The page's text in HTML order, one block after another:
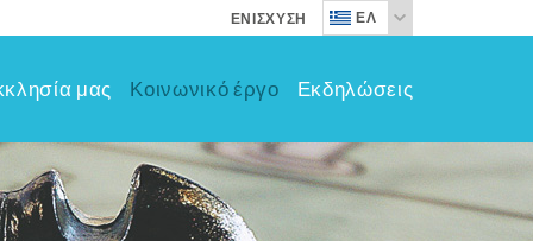
ΕΝΊΣΧΥΣΗ ΕΛ
μας Κοινωνικό έργο Εκδηλώσεις